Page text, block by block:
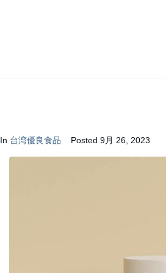
In 台湾優良食品 Posted 9月 26, 2023